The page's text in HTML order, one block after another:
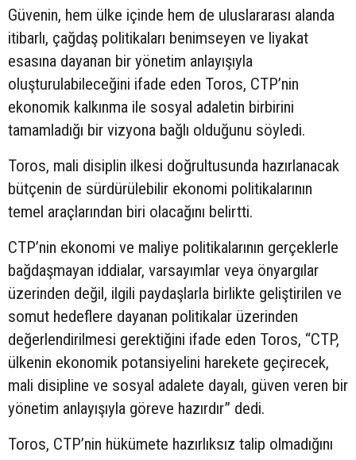
Güvenin, hem ülke içinde hem de uluslararası alanda
itibarlı, çağdaş politikaları benimseyen ve liyakat
esasına dayanan bir yönetim anlayışıyla
oluşturulabileceğini ifade eden Toros, CTP’nin
ekonomik kalkınma ile sosyal adaletin birbirini
tamamladığı bir vizyona bağlı olduğunu söyledi.
Toros, mali disiplin ilkesi doğrultusunda hazırlanacak
bütçenin de sürdürülebilir ekonomi politikalarının
temel araçlarından biri olacağını belirtti.
CTP’nin ekonomi ve maliye politikalarının gerçeklerle
bağdaşmayan iddialar, varsayımlar veya önyargılar
üzerinden değil, ilgili paydaşlarla birlikte geliştirilen ve
somut hedeflere dayanan politikalar üzerinden
değerlendirilmesi gerektiğini ifade eden Toros, “CTP,
ülkenin ekonomik potansiyelini harekete geçirecek,
mali disipline ve sosyal adalete dayalı, güven veren bir
yönetim anlayışıyla göreve hazırdır” dedi.
Toros, CTP’nin hükümete hazırlıksız talip olmadığını